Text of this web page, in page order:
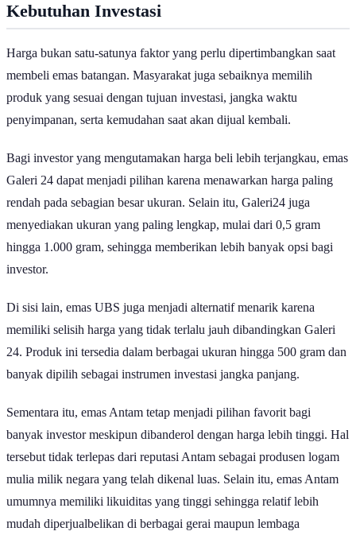
Kebutuhan Investasi
Harga bukan satu-satunya faktor yang perlu dipertimbangkan saat
membeli emas batangan. Masyarakat juga sebaiknya memilih
produk yang sesuai dengan tujuan investasi, jangka waktu
penyimpanan, serta kemudahan saat akan dijual kembali.
Bagi investor yang mengutamakan harga beli lebih terjangkau, emas
Galeri 24 dapat menjadi pilihan karena menawarkan harga paling
rendah pada sebagian besar ukuran. Selain itu, Galeri24 juga
menyediakan ukuran yang paling lengkap, mulai dari 0,5 gram
hingga 1.000 gram, sehingga memberikan lebih banyak opsi bagi
investor.
Di sisi lain, emas UBS juga menjadi alternatif menarik karena
memiliki selisih harga yang tidak terlalu jauh dibandingkan Galeri
24. Produk ini tersedia dalam berbagai ukuran hingga 500 gram dan
banyak dipilih sebagai instrumen investasi jangka panjang.
Sementara itu, emas Antam tetap menjadi pilihan favorit bagi
banyak investor meskipun dibanderol dengan harga lebih tinggi. Hal
tersebut tidak terlepas dari reputasi Antam sebagai produsen logam
mulia milik negara yang telah dikenal luas. Selain itu, emas Antam
umumnya memiliki likuiditas yang tinggi sehingga relatif lebih
mudah diperjualbelikan di berbagai gerai maupun lembaga